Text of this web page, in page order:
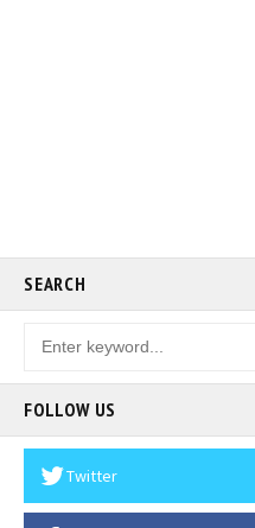
SEARCH
FOLLOW US
Twitter